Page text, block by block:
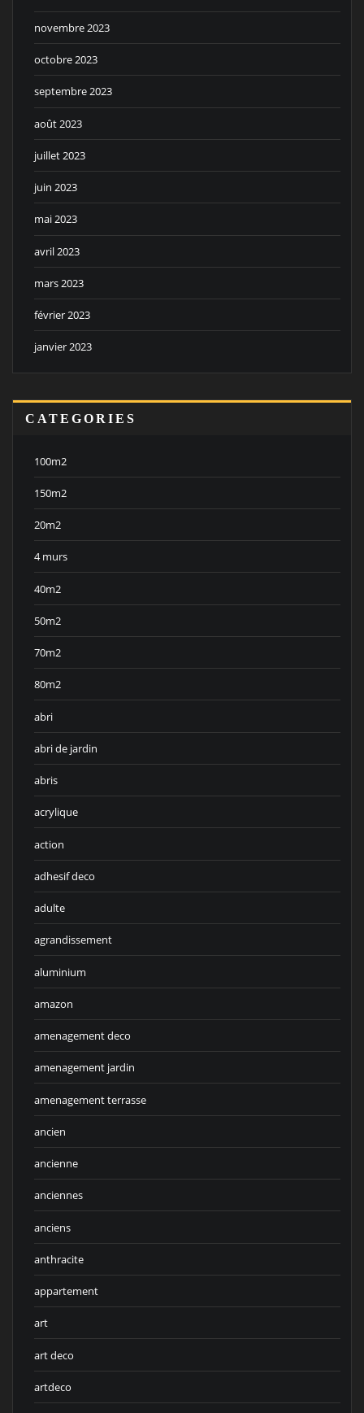
novembre 2023
octobre 2023
septembre 2023
août 2023
juillet 2023
juin 2023
mai 2023
avril 2023
mars 2023
février 2023
janvier 2023
CATEGORIES
100m2
150m2
20m2
4 murs
40m2
50m2
70m2
80m2
abri
abri de jardin
abris
acrylique
action
adhesif deco
adulte
agrandissement
aluminium
amazon
amenagement deco
amenagement jardin
amenagement terrasse
ancien
ancienne
anciennes
anciens
anthracite
appartement
art
art deco
artdeco